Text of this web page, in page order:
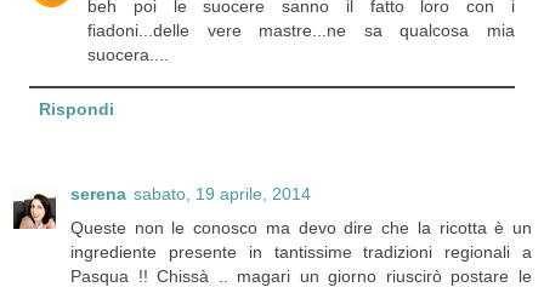
beh poi le suocere sanno il fatto loro con i
fiadoni...delle vere mastre...ne sa qualcosa mia
suocera....
Rispondi
serena sabato, 19 aprile, 2014
Queste non le conosco ma devo dire che la ricotta è un
ingrediente presente in tantissime tradizioni regionali a
Pasqua !! Chissà .. magari un giorno riuscirò postare le